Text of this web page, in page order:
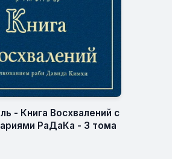
- Книга Восхвалений с
РаДаКа - 3 тома